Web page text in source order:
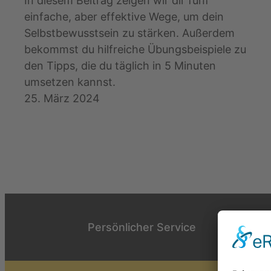
einfache, aber effektive Wege, um dein
Selbstbewusstsein zu stärken. Außerdem
bekommst du hilfreiche Übungsbeispiele zu
den Tipps, die du täglich in 5 Minuten
umsetzen kannst.
25. März 2024
Persönlicher Service